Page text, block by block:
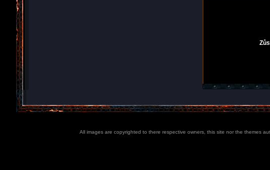
All images are copyrighted to there respective owners, this site nor the themes